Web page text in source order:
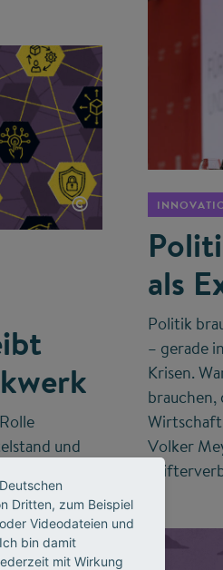
©
und
als
Politik
– gerade
Krisen.
brauchen,
Volker
Dritten, zum Beispiel
Videodateien und
bin damit
mit Wirkung